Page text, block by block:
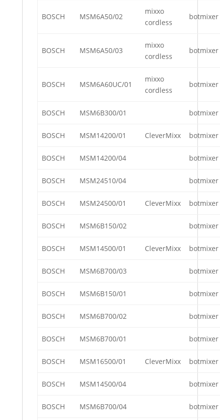
BOSCH MSM6A50/02
mixxo
cordless
botmixer
BOSCH MSM6A50/03
mixxo
cordless
botmixer
BOSCH MSM6A60UC/01
mixxo
cordless
botmixer
BOSCH MSM6B300/01 botmixer
BOSCH MSM14200/01 CleverMixx botmixer
BOSCH MSM14200/04 botmixer
BOSCH MSM24510/04 botmixer
BOSCH MSM24500/01 CleverMixx botmixer
BOSCH MSM6B150/02 botmixer
BOSCH MSM14500/01 CleverMixx botmixer
BOSCH MSM6B700/03 botmixer
BOSCH MSM6B150/01 botmixer
BOSCH MSM6B700/02 botmixer
BOSCH MSM6B700/01 botmixer
BOSCH MSM16500/01 CleverMixx botmixer
BOSCH MSM14500/04 botmixer
BOSCH MSM6B700/04 botmixer